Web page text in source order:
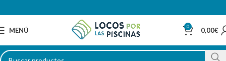
MENÚ 0 0,00€